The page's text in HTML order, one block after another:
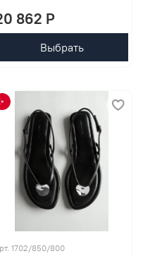
862 P
Выбрать
1702/850/800